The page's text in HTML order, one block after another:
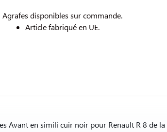
Agrafes disponibles sur commande.
Article fabriqué en UE.
Avant en simili cuir noir pour Renault R 8 de